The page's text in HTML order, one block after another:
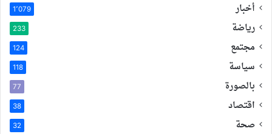
أخبار 1٬079
رياضة 233
مجتمع 124
سياسة 118
بالصورة 77
اقتصاد 38
صحة 32